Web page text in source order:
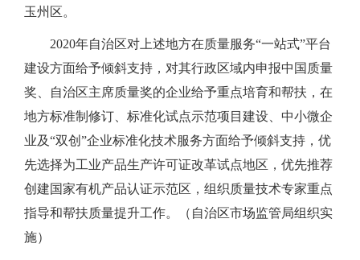
玉州区。
2020年自治区对上述地方在质量服务“一站式”平台
建设方面给予倾斜支持，对其行政区域内申报中国质量
奖、自治区主席质量奖的企业给予重点培育和帮扶，在
地方标准制修订、标准化试点示范项目建设、中小微企
业及“双创”企业标准化技术服务方面给予倾斜支持，优
先选择为工业产品生产许可证改革试点地区，优先推荐
创建国家有机产品认证示范区，组织质量技术专家重点
指导和帮扶质量提升工作。（自治区市场监管局组织实
施）